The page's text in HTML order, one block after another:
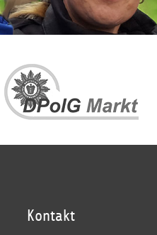
Kontakt